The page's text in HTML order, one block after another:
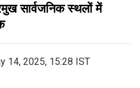
सार्वजनिक स्थलों में
14, 2025, 15:28 IST